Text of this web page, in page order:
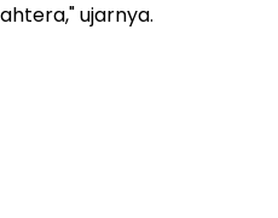
ujarnya.